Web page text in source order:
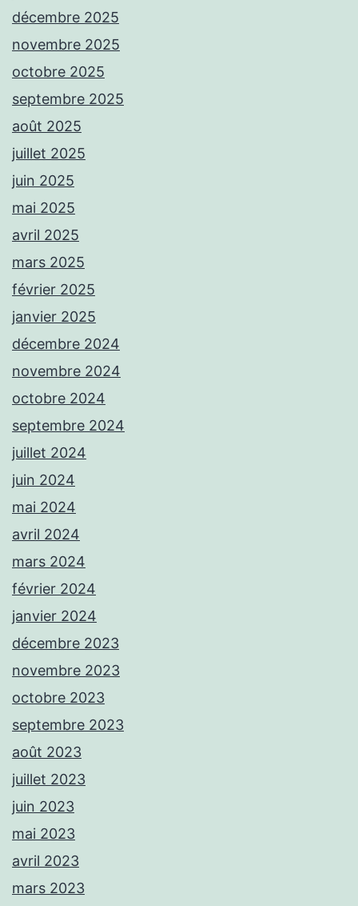
décembre 2025
novembre 2025
octobre 2025
septembre 2025
août 2025
juillet 2025
juin 2025
mai 2025
avril 2025
mars 2025
février 2025
janvier 2025
décembre 2024
novembre 2024
octobre 2024
septembre 2024
juillet 2024
juin 2024
mai 2024
avril 2024
mars 2024
février 2024
janvier 2024
décembre 2023
novembre 2023
octobre 2023
septembre 2023
août 2023
juillet 2023
juin 2023
mai 2023
avril 2023
mars 2023